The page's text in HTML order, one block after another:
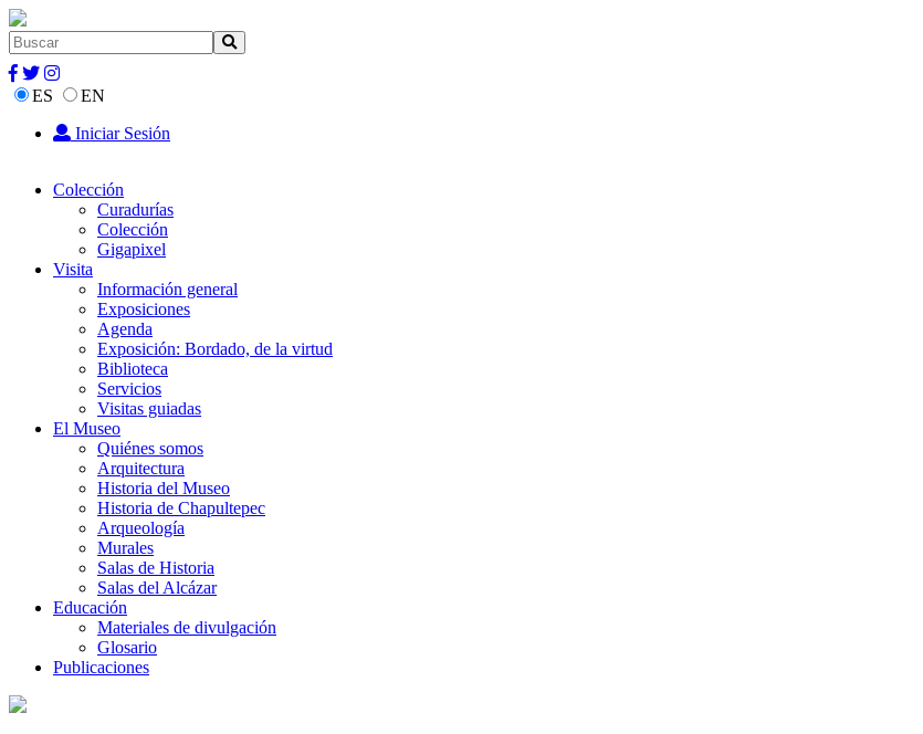
ES
EN
Iniciar Sesión
Colección
Curadurías
Colección
Gigapixel
Visita
Información general
Exposiciones
Agenda
Exposición: Bordado, de la virtud
Biblioteca
Servicios
Visitas guiadas
El Museo
Quiénes somos
Arquitectura
Historia del Museo
Historia de Chapultepec
Arqueología
Murales
Salas de Historia
Salas del Alcázar
Educación
Materiales de divulgación
Glosario
Publicaciones